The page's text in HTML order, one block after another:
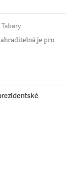
je pro